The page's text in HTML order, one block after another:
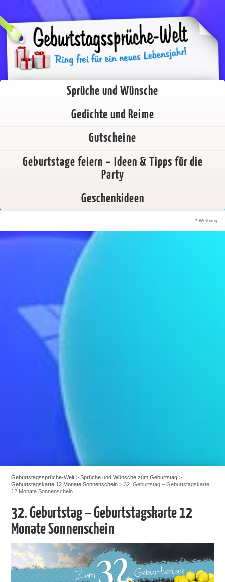
Sprüche und Wünsche
Gedichte und Reime
Gutscheine
Geburtstage feiern – Ideen & Tipps für die
Party
Geschenkideen
* Werbung
Geburtstagssprüche-Welt >Sprüche und Wünsche zum Geburtstag >
Geburtstagskarte 12 Monate Sonnenschein >32. Geburtstag – Geburtstagskarte
12 Monate Sonnenschein
32. Geburtstag – Geburtstagskarte 12
Monate Sonnenschein